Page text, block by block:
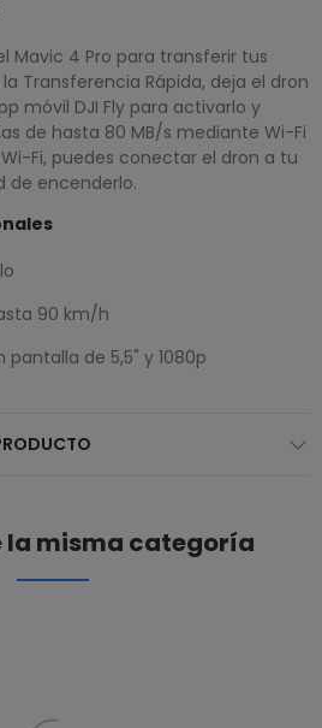
Mavic 4 Pro para transferir tus
Transferencia Rápida, deja el dron
móvil DJI Fly para activarlo y
de hasta 80 MB/s mediante Wi-Fi
Wi-Fi, puedes conectar el dron a tu
de encenderlo.
90 km/h
de 5,5" y 1080p
la misma categoría